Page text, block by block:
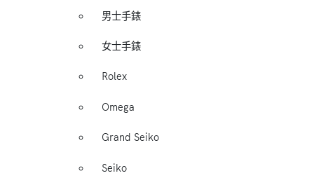
男士手錶
女士手錶
Rolex
Omega
Grand Seiko
Seiko